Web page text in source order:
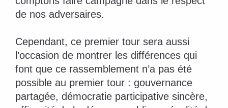
de nos adversaires.
Cependant, ce premier tour sera aussi
l’occasion de montrer les différences qui
font que ce rassemblement n’a pas été
possible au premier tour : gouvernance
partagée, démocratie participative sincère,